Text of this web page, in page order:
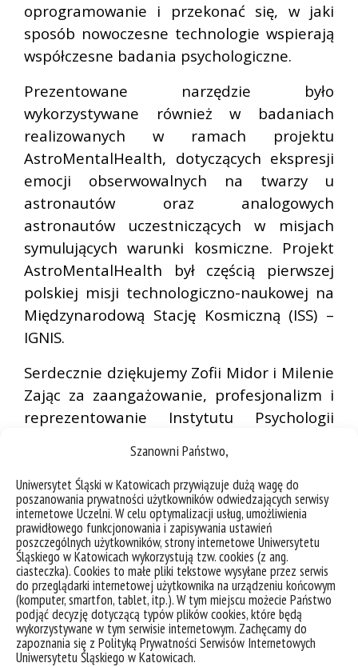
Szanowni Państwo,
Uniwersytet Śląski w Katowicach przywiązuje dużą wagę do
poszanowania prywatności użytkowników odwiedzających serwisy
internetowe Uczelni. W celu optymalizacji usług, umożliwienia
prawidłowego funkcjonowania i zapisywania ustawień
poszczególnych użytkowników, strony internetowe Uniwersytetu
Śląskiego w Katowicach wykorzystują tzw. cookies (z ang.
ciasteczka). Cookies to małe pliki tekstowe wysyłane przez serwis
do przeglądarki internetowej użytkownika na urządzeniu końcowym
(komputer, smartfon, tablet, itp.). W tym miejscu możecie Państwo
podjąć decyzję dotyczącą typów plików cookies, które będą
wykorzystywane w tym serwisie internetowym. Zachęcamy do
zapoznania się z Polityką Prywatności Serwisów Internetowych
Uniwersytetu Śląskiego w Katowicach.
oprogramowanie i przekonać się, w jaki
sposób nowoczesne technologie wspierają
współczesne badania psychologiczne.
Prezentowane narzędzie było
wykorzystywane również w badaniach
realizowanych w ramach projektu
AstroMentalHealth, dotyczących ekspresji
emocji obserwowalnych na twarzy u
astronautów oraz analogowych
astronautów uczestniczących w misjach
symulujących warunki kosmiczne. Projekt
AstroMentalHealth był częścią pierwszej
polskiej misji technologiczno-naukowej na
Międzynarodową Stację Kosmiczną (ISS) –
IGNIS.
Serdecznie dziękujemy Zofii Midor i Milenie
Zając za zaangażowanie, profesjonalizm i
reprezentowanie Instytutu Psychologii
wyjątkowego wydarzenia.